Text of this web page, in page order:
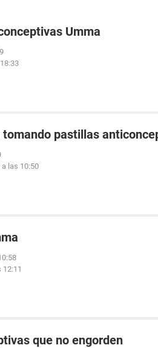
Umma
tomando pastillas
a las 10:50
12:11
que no engorden